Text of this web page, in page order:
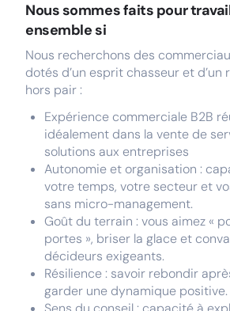
Nous sommes faits pour
ensemble si
Nous recherchons des
dotés d’un esprit chasseur et d’un
hors pair :
Expérience commerciale B2B
idéalement dans la vente de
solutions aux entreprises
Autonomie et organisation :
votre temps, votre secteur et
sans micro-management.
Goût du terrain : vous aimez «
portes », briser la glace et
décideurs exigeants.
Résilience : savoir rebondir
garder une dynamique positive.